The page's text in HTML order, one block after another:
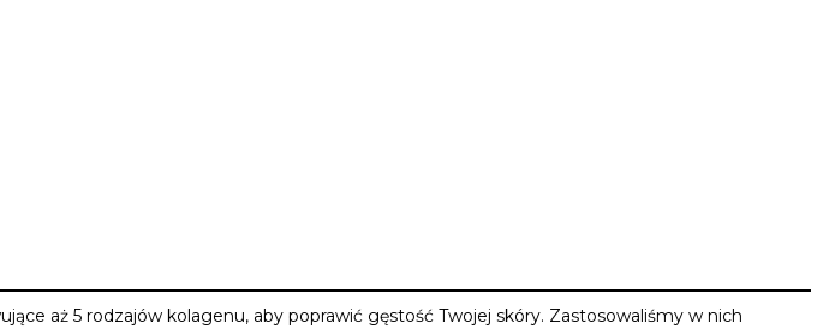
aż 5 rodzajów kolagenu, aby poprawić gęstość Twojej skóry. Zastosowaliśmy w nich